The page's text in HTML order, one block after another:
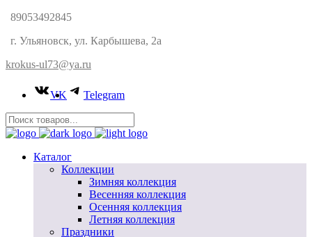
89053492845
г. Ульяновск, ул. Карбышева, 2а
krokus-ul73@ya.ru
VK Telegram
Каталог
Коллекции
Зимняя коллекция
Весенняя коллекция
Осенняя коллекция
Летняя коллекция
Праздники